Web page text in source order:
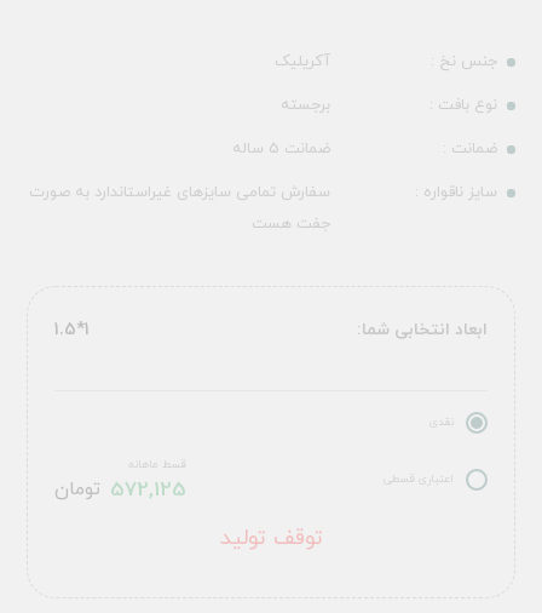
جنس نخ :
آکریلیک
نوع بافت :
برجسته
ضمانت :
ضمانت 5 ساله
سایز ناقواره :
سفارش تمامی سایزهای غیراستاندارد به صورت
جفت هست
ابعاد انتخابی شما: 1*1.5
نقدی
اعتباری قسطی
قسط ماهانه
572,125 تومان
توقف تولید